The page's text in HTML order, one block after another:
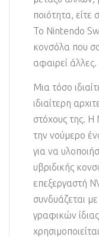
ποιότητα, είτε
Το Nintendo
κονσόλα που
αφαιρεί άλλες.
Μια τόσο
ιδιαίτερη
στόχους της. Η
την νούμερο
για να
υβριδικής
επεξεργαστή
συνδυάζεται
γραφικών